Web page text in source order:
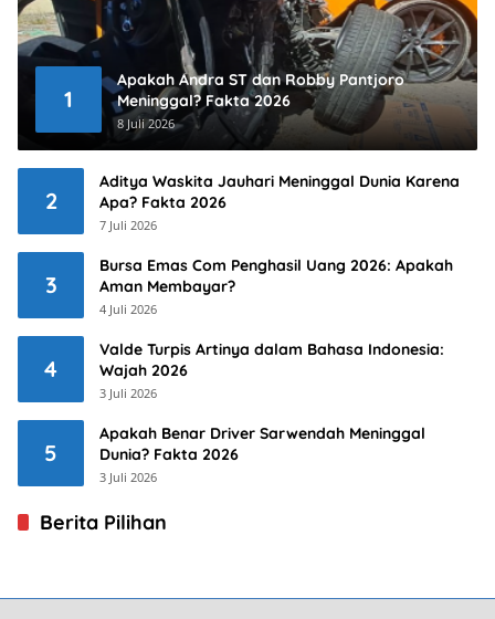
1
Apakah Andra ST dan Robby Pantjoro
Meninggal? Fakta 2026
8 Juli 2026
2
Aditya Waskita Jauhari Meninggal Dunia Karena
Apa? Fakta 2026
7 Juli 2026
3
Bursa Emas Com Penghasil Uang 2026: Apakah
Aman Membayar?
4 Juli 2026
4
Valde Turpis Artinya dalam Bahasa Indonesia:
Wajah 2026
3 Juli 2026
5
Apakah Benar Driver Sarwendah Meninggal
Dunia? Fakta 2026
3 Juli 2026
Berita Pilihan